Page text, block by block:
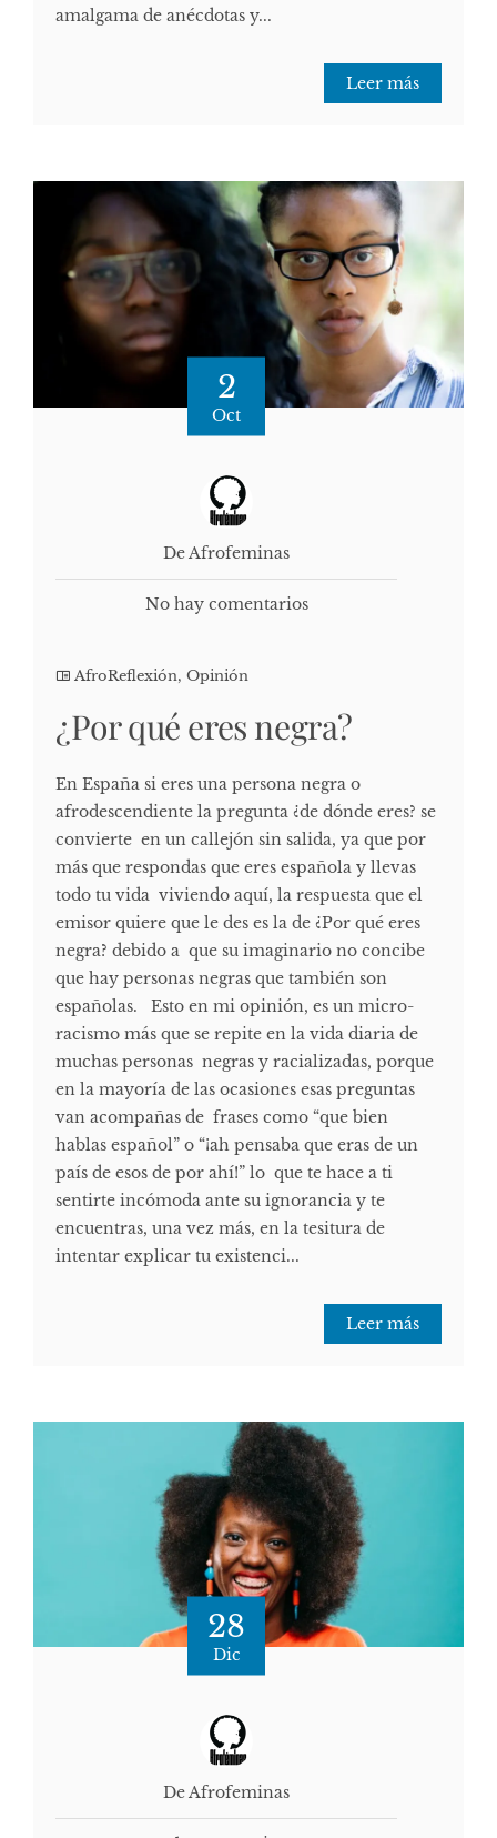
amalgama de anécdotas y...
Leer más
2
Oct
De Afrofeminas
No hay comentarios
AfroReflexión, Opinión
¿Por qué eres negra?
En España si eres una persona negra o
afrodescendiente la pregunta ¿de dónde eres? se
convierte en un callejón sin salida, ya que por
más que respondas que eres española y llevas
todo tu vida viviendo aquí, la respuesta que el
emisor quiere que le des es la de ¿Por qué eres
negra? debido a que su imaginario no concibe
que hay personas negras que también son
españolas. Esto en mi opinión, es un micro-
racismo más que se repite en la vida diaria de
muchas personas negras y racializadas, porque
en la mayoría de las ocasiones esas preguntas
van acompañas de frases como “que bien
hablas español” o “¡ah pensaba que eras de un
país de esos de por ahí!” lo que te hace a ti
sentirte incómoda ante su ignorancia y te
encuentras, una vez más, en la tesitura de
intentar explicar tu existenci...
Leer más
28
Dic
De Afrofeminas